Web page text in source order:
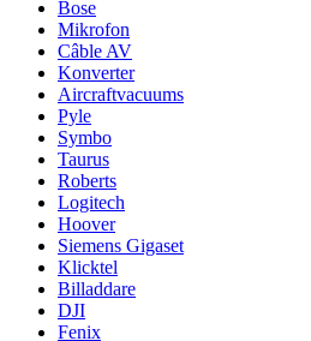
Bose
Mikrofon
Câble AV
Konverter
Aircraftvacuums
Pyle
Symbo
Taurus
Roberts
Logitech
Hoover
Siemens Gigaset
Klicktel
Billaddare
DJI
Fenix